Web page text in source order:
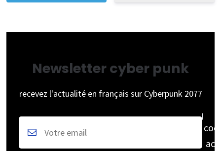
Newsletter cyber punk
recevez l'actualité en français sur Cyberpunk 2077